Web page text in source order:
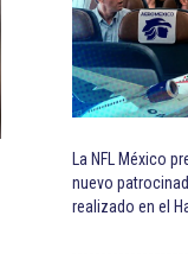
La NFL México
nuevo
realizado en el